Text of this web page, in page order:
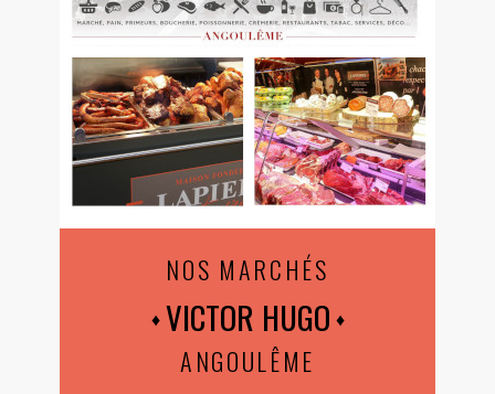
NOS MARCHÉS
VICTOR HUGO
ANGOULÊME